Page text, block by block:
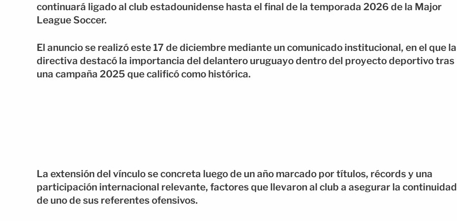
continuará ligado al club estadounidense hasta el final de la temporada 2026 de la Major
League Soccer.
El anuncio se realizó este 17 de diciembre mediante un comunicado institucional, en el que la
directiva destacó la importancia del delantero uruguayo dentro del proyecto deportivo tras
una campaña 2025 que calificó como histórica.
La extensión del vínculo se concreta luego de un año marcado por títulos, récords y una
participación internacional relevante, factores que llevaron al club a asegurar la continuidad
de uno de sus referentes ofensivos.